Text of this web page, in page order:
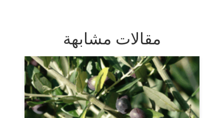
مقالات مشابهة